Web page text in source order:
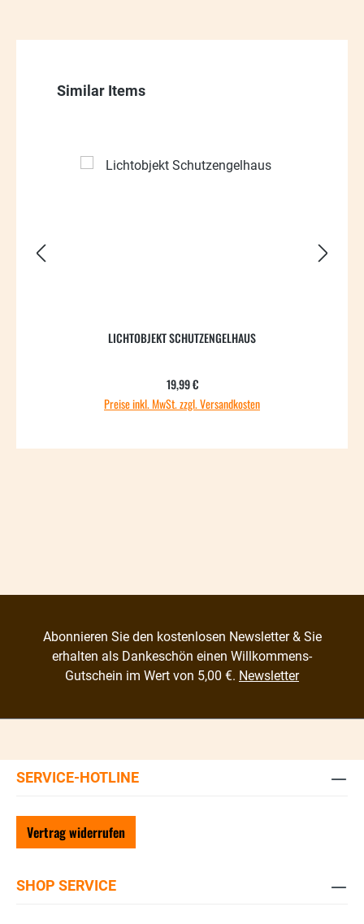
Produktgalerie überspringen
Similar Items
LICHTOBJEKT SCHUTZENGELHAUS
Regulärer Preis:
19,99 €
Preise inkl. MwSt. zzgl. Versandkosten
Abonnieren Sie den kostenlosen Newsletter & Sie
erhalten als Dankeschön einen Willkommens-
Gutschein im Wert von 5,00 €. Newsletter
SERVICE-HOTLINE
Vertrag widerrufen
SHOP SERVICE